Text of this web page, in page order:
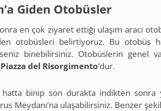
Giden Otobüsler
en çok ziyaret ettiği ulaşım aracı
otobüsleri belirtiyoruz. Bu otobüs
binebilirsiniz. Otobüslerin genel
del Risorgimento’dur.
hatta binip son durakta indikten sonra
Meydanı’na ulaşabilirsiniz. Benzer